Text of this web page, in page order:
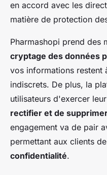
en accord avec les
matière de protection
Pharmashopi prend des
cryptage des données
vos informations restent
indiscrets. De plus, la
utilisateurs d'exercer
rectifier et de
engagement va de pair
permettant aux clients
confidentialité.